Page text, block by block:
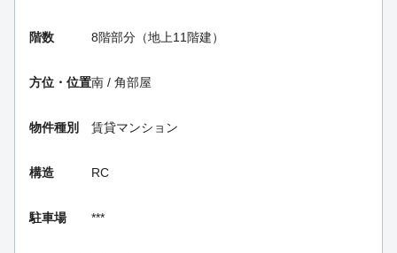
階数 8階部分（地上11階建）
方位・位置南 / 角部屋
物件種別 賃貸マンション
構造 RC
駐車場 ***